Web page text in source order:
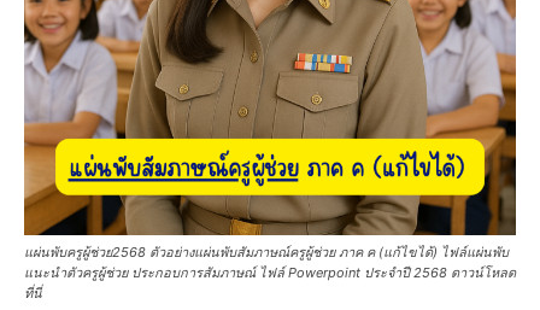
แผ่นพับครูผู้ช่วย2568 ตัวอย่างแผ่นพับสัมภาษณ์ครูผู้ช่วย ภาค ค (แก้ไขได้) ไฟล์แผ่นพับ
แนะนำตัวครูผู้ช่วย ประกอบการสัมภาษณ์ ไฟล์ Powerpoint ประจำปี 2568 ดาวน์โหลด
ที่นี่